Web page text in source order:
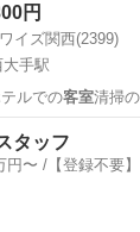
円
イズ関西(2399)
手駅
テルでの客室清掃
駅
タッフ
円〜 /【登録不要